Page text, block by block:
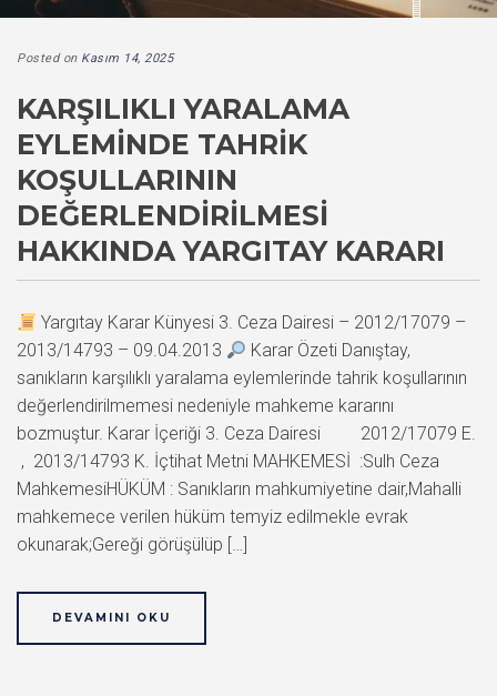
Posted on Kasım 14, 2025
KARŞILIKLI YARALAMA
EYLEMINDE TAHRIK
KOŞULLARININ
DEĞERLENDIRILMESI
HAKKINDA YARGITAY KARARI
Yargıtay Karar Künyesi 3. Ceza Dairesi – 2012/17079 –
2013/14793 – 09.04.2013
Karar Özeti Danıştay,
sanıkların karşılıklı yaralama eylemlerinde tahrik koşullarının
değerlendirilmemesi nedeniyle mahkeme kararını
bozmuştur. Karar İçeriği 3. Ceza Dairesi 2012/17079 E.
, 2013/14793 K. İçtihat Metni MAHKEMESİ :Sulh Ceza
MahkemesiHÜKÜM : Sanıkların mahkumiyetine dair,Mahalli
mahkemece verilen hüküm temyiz edilmekle evrak
okunarak;Gereği görüşülüp […]
DEVAMINI OKU